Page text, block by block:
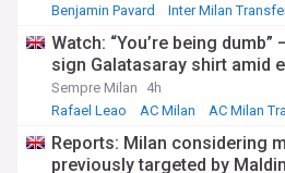
Benjamin Pavard
Inter Milan
Watch: “You’re being
sign Galatasaray shirt amid
Sempre Milan
4h
Rafael Leao
AC Milan AC Milan
Reports: Milan considering
previously targeted by